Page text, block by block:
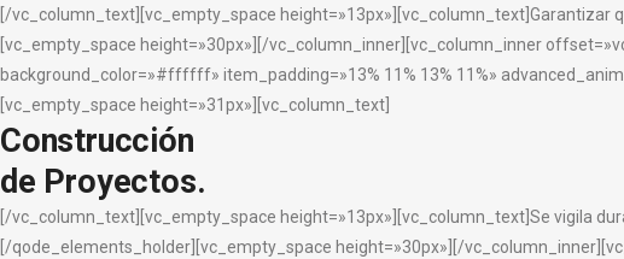
[/vc_column_text][vc_empty_space
[vc_empty_space height=»30px»][/vc_column_inner][vc_column_inner
background_color=»#ffffff» item_padding=»13% 11% 13% 11%»
[vc_empty_space height=»31px»][vc_column_text]
Construcción
de Proyectos.
[/vc_column_text][vc_empty_space height=»13px»][vc_column_text]Se vigila
[/qode_elements_holder][vc_empty_space height=»30px»][/